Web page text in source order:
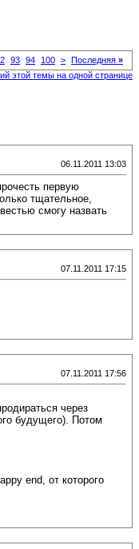
93 94 100 > Последняя »
этой темы на одной странице
06.11.2011 13:03
первую
тщательное,
смогу назвать
07.11.2011 17:15
07.11.2011 17:56
через
будущего). Потом
end, от которого